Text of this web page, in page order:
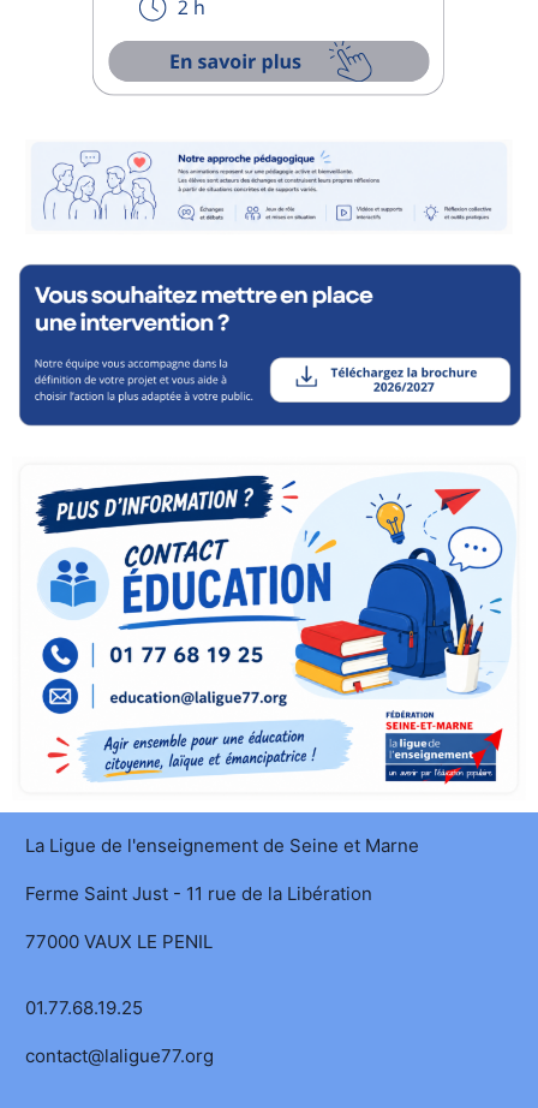
La Ligue de l'enseignement de Seine et Marne
Ferme Saint Just - 11 rue de la Libération
77000 VAUX LE PENIL
01.77.68.19.25
contact@laligue77.org